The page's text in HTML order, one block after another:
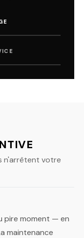
n'arrêtent votre
pire moment — en
maintenance